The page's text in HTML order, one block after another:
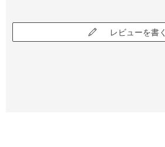
レビューを書く